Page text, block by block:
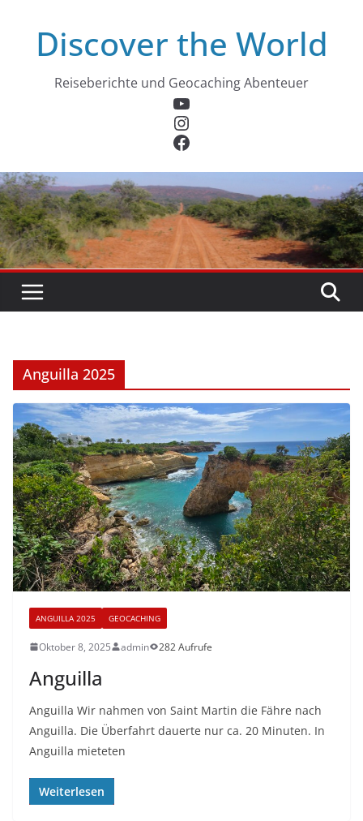
springenDiscover the World
Reiseberichte und Geocaching Abenteuer
YouTube
Instagram
Facebook
Anguilla 2025
ANGUILLA 2025 GEOCACHING
Oktober 8, 2025 admin 282 Aufrufe
Anguilla
Anguilla Wir nahmen von Saint Martin die Fähre nach
Anguilla. Die Überfahrt dauerte nur ca. 20 Minuten. In
Anguilla mieteten
Weiterlesen